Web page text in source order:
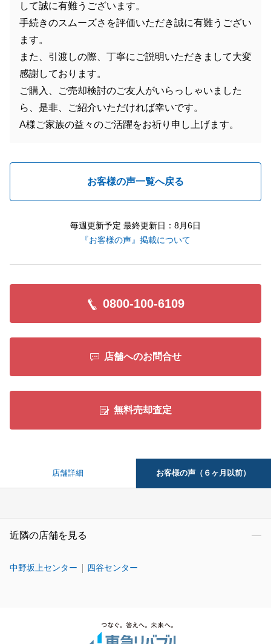
して誠に有難うございます。
手続きのスムーズさを評価いただき誠に有難うござい
ます。
また、引渡しの際、丁寧にご説明いただきまして大変
感謝しております。
ご購入、ご売却検討のご友人がいらっしゃいました
ら、是非、ご紹介いただければ幸いです。
A様ご家族の益々のご活躍をお祈り申し上げます。
お客様の声一覧へ戻る
毎週更新予定 最終更新日：8月6日
『お客様の声』掲載について
0800-100-6109
店舗へのお問合せ
無料売却査定
店舗詳細 お客様の声（６ヶ月以前）
近隣の店舗を見る
中野坂上センター 四谷センター